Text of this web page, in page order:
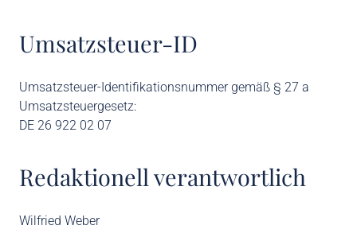
Umsatzsteuer-ID
Umsatzsteuer-Identifikationsnummer gemäß § 27 a
Umsatzsteuergesetz:
DE 26 922 02 07
Redaktionell verantwortlich
Wilfried Weber